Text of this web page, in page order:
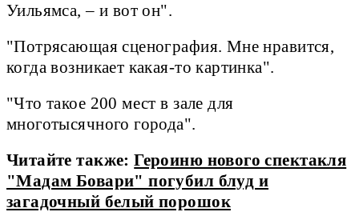
Уильямса, – и вот он".
"Потрясающая сценография. Мне нравится,
когда возникает какая-то картинка".
"Что такое 200 мест в зале для
многотысячного города".
Читайте также:Героиню нового спектакля
"Мадам Бовари" погубил блуд и
загадочный белый порошок